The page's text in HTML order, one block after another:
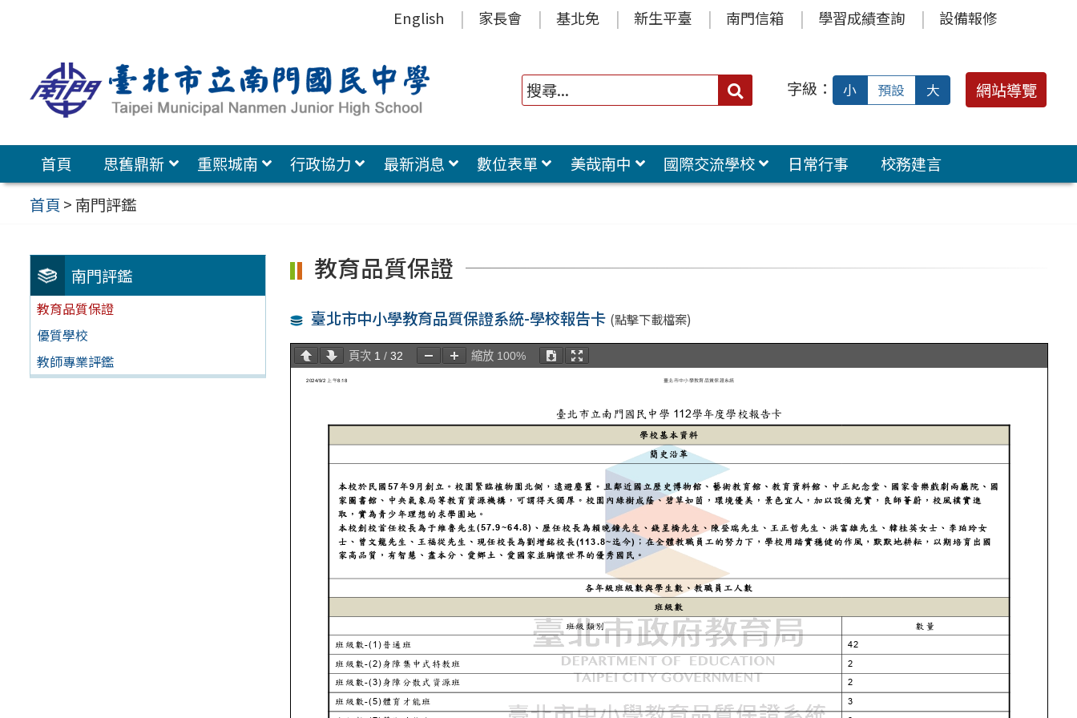
容
區
English 家長會 基北免 新生平臺 南門信箱 學習成績查詢 設備報修
搜
字級： 小 預設 大 網站導覽
首頁 思舊鼎新 重熙城南 行政協力 最新消息 數位表單 美哉南中 國際交流學校 日常行事
校務建言
首頁 >南門評鑑
南門評鑑
教育品質保證
優質學校
教師專業評鑑
教育品質保證
臺北市中小學教育品質保證系統-學校報告卡 (點擊下載檔案)
頁次 1 /32 縮放 100%